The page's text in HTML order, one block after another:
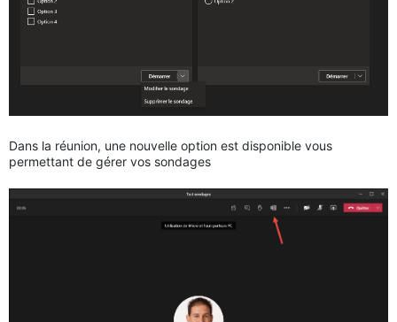
Dans la réunion, une nouvelle option est disponible vous
permettant de gérer vos sondages